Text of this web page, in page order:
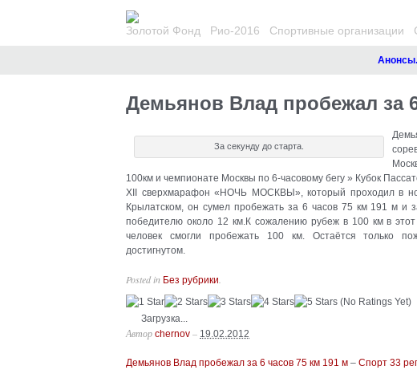
Золотой Фонд Рио-2016 Спортивные организации
Анонсы.
Демьянов Влад пробежал за
За секунду до старта.
100км и чемпионате Москвы по 6-часовому бегу » Кубок
XII сверхмарафон «НОЧЬ МОСКВЫ», который проходил в
Крылатском, он сумел пробежать за 6 часов 75 км 191 м и
победителю около 12 км.К сожалению рубеж в 100 км в
человек смогли пробежать 100 км. Остаётся только
достигнутом.
Posted in Без рубрики
(No Ratings Yet)
Загрузка...
Автор chernov – 19.02.2012
Демьянов Влад пробежал за 6 часов 75 км 191 м – Спорт 33